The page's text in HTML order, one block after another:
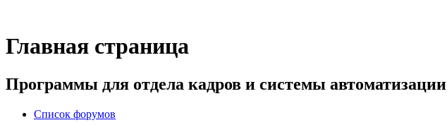
Главная страница
Программы для отдела кадров и системы автоматизации
Список форумов